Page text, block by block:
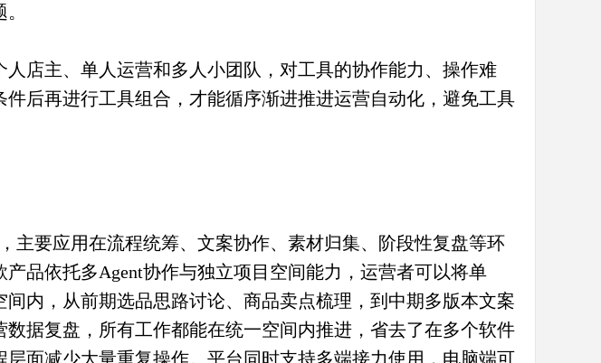
店主、单人运营和多人小团队，对工具的协作能力、操作难
后再进行工具组合，才能循序渐进推进运营自动化，避免工具
主要应用在流程统筹、文案协作、素材归集、阶段性复盘等环
品依托多Agent协作与独立项目空间能力，运营者可以将单
内，从前期选品思路讨论、商品卖点梳理，到中期多版本文案
据复盘，所有工作都能在统一空间内推进，省去了在多个软件
面减少大量重复操作。平台同时支持多端接力使用，电脑端可